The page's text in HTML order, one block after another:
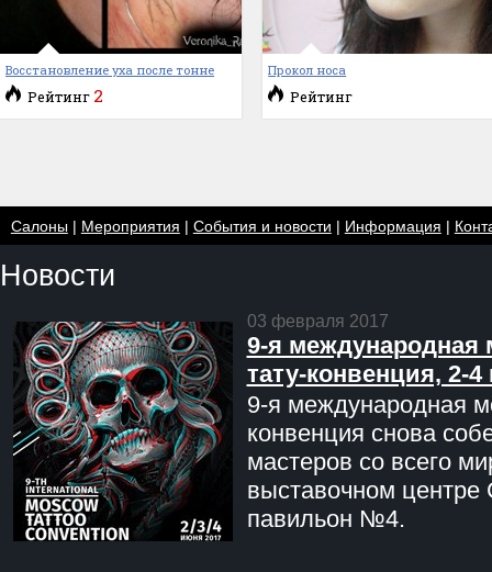
Восстановление уха после тонне
Рейтинг 2
Прокол носа
Рейтинг
Салоны| Мероприятия | События и новости | Информация |
Новости
03 февраля 2017
9-я международная
тату-конвенция, 2-
9-я международная
конвенция снова
мастеров со всего
выставочном центре
павильон №4.